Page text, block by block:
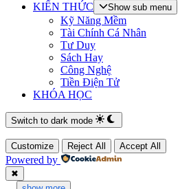
KIẾN THỨC
Show sub menu
Kỹ Năng Mềm
Tài Chính Cá Nhân
Tư Duy
Sách Hay
Công Nghệ
Tiền Điện Tử
KHÓA HỌC
Switch to dark mode
Customize Reject All Accept All
Powered by
✖